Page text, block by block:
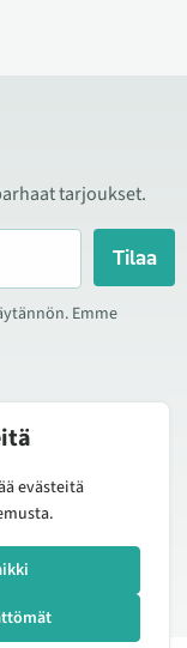
tarjoukset.
Tilaa
Emme
ja
tuote-esittelyjä.
evästeitä